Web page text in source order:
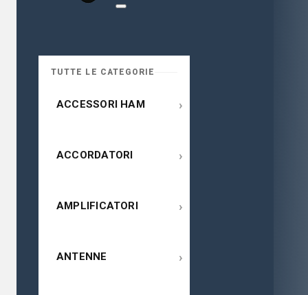
TUTTE LE CATEGORIE
ACCESSORI HAM ›
ACCORDATORI ›
AMPLIFICATORI ›
ANTENNE ›